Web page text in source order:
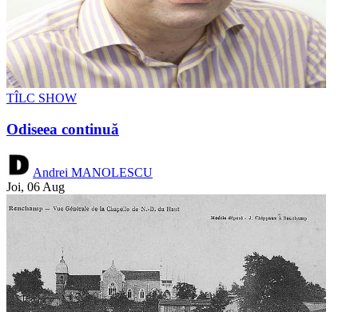
TÎLC SHOW
Odiseea continuă
Andrei MANOLESCU
Joi, 06 Aug